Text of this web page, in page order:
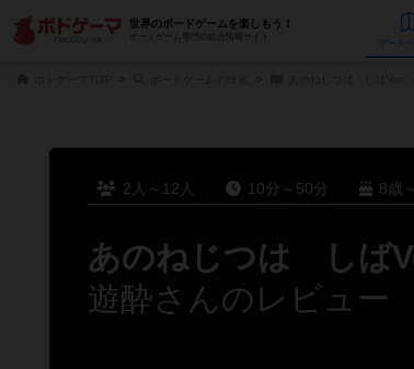
世界のボードゲームを楽しもう！
ボードゲーム専門の総合情報サイト
2人～12人 10分～50分 8歳～
あのねじつは しば
遊酔さんのレビュー